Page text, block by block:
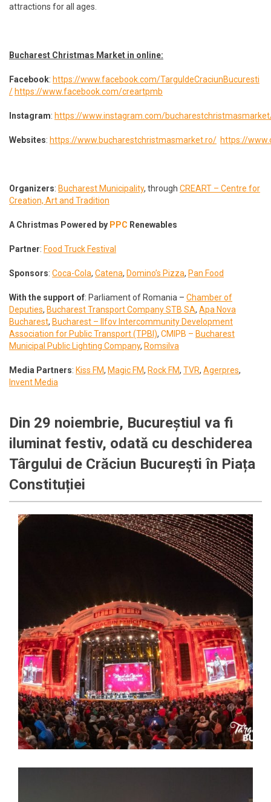
attractions for all ages.
Bucharest Christmas Market in online:
Facebook: https://www.facebook.com/TarguldeCraciunBucuresti
/https://www.facebook.com/creartpmb
Instagram: https://www.instagram.com/
Websites: https://www.bucharestchristmasmarket.ro/ https://
Organizers: Bucharest Municipality, through CREART – Centre for
Creation, Art and Tradition
A Christmas Powered by PPC Renewables
Partner: Food Truck Festival
Sponsors: Coca-Cola, Catena, Domino’s Pizza, Pan Food
With the support of: Parliament of Romania – Chamber of
Deputies, Bucharest Transport Company STB SA, Apa Nova
Bucharest, Bucharest – Ilfov Intercommunity Development
Association for Public Transport (TPBI), CMIPB – Bucharest
Municipal Public Lighting Company, Romsilva
Media Partners: Kiss FM, Magic FM, Rock FM, TVR, Agerpres,
Invent Media
Din 29 noiembrie, Bucureștiul va fi
iluminat festiv, odată cu deschiderea
Târgului de Crăciun București în Piața
Constituției